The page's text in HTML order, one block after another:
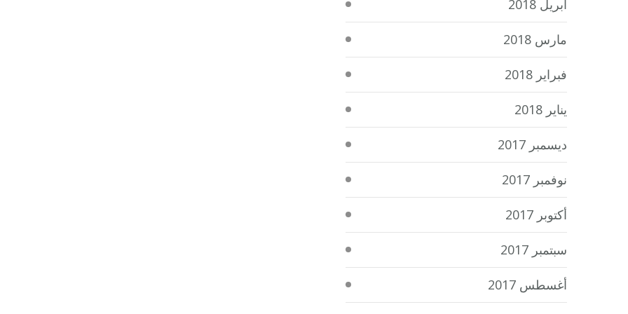
أبريل 2018
مارس 2018
فبراير 2018
يناير 2018
ديسمبر 2017
نوفمبر 2017
أكتوبر 2017
سبتمبر 2017
أغسطس 2017